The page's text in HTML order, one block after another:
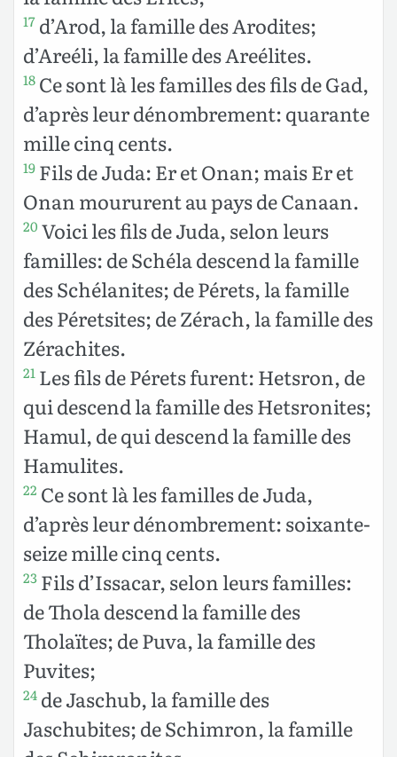
17 d’Arod, la famille des Arodites;
d’Areéli, la famille des Areélites.
18 Ce sont là les familles des fils de Gad,
d’après leur dénombrement: quarante
mille cinq cents.
19 Fils de Juda: Er et Onan; mais Er et
Onan moururent au pays de Canaan.
20 Voici les fils de Juda, selon leurs
familles: de Schéla descend la famille
des Schélanites; de Pérets, la famille
des Péretsites; de Zérach, la famille des
Zérachites.
21 Les fils de Pérets furent: Hetsron, de
qui descend la famille des Hetsronites;
Hamul, de qui descend la famille des
Hamulites.
22 Ce sont là les familles de Juda,
d’après leur dénombrement: soixante-
seize mille cinq cents.
23 Fils d’Issacar, selon leurs familles:
de Thola descend la famille des
Tholaïtes; de Puva, la famille des
Puvites;
24 de Jaschub, la famille des
Jaschubites; de Schimron, la famille